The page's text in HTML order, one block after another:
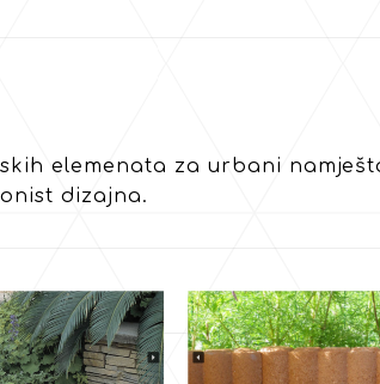
elemenata za urbani
dizajna.